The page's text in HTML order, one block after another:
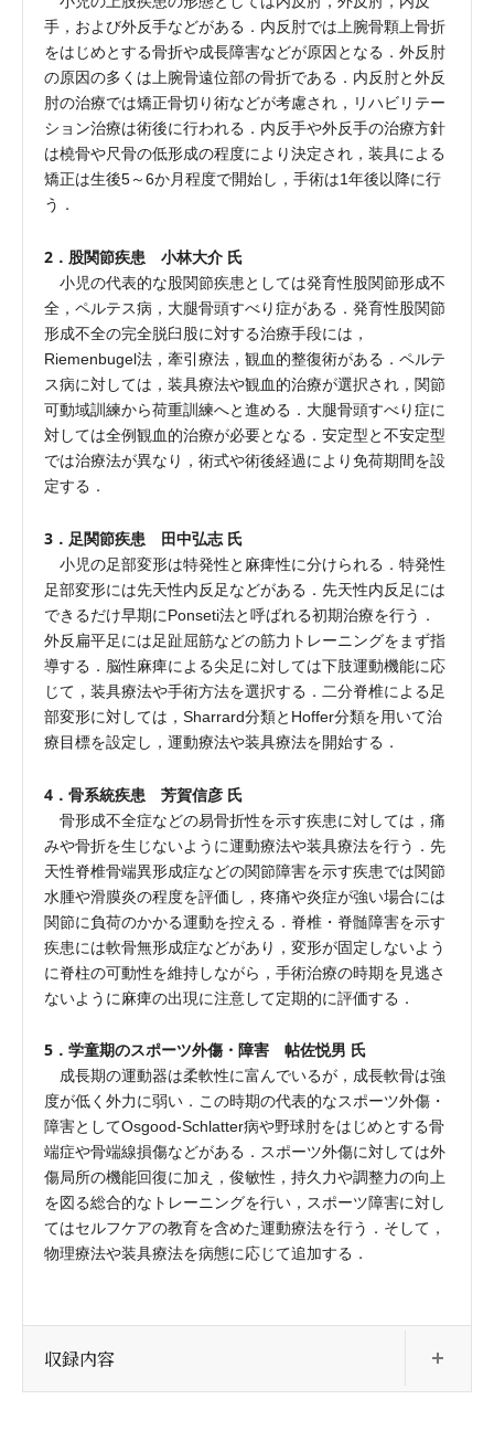
手，および外反手などがある．内反肘では上腕骨顆上骨折
をはじめとする骨折や成長障害などが原因となる．外反肘
の原因の多くは上腕骨遠位部の骨折である．内反肘と外反
肘の治療では矯正骨切り術などが考慮され，リハビリテー
ション治療は術後に行われる．内反手や外反手の治療方針
は橈骨や尺骨の低形成の程度により決定され，装具による
矯正は生後5～6か月程度で開始し，手術は1年後以降に行
う．
2．股関節疾患 小林大介 氏
小児の代表的な股関節疾患としては発育性股関節形成不
全，ペルテス病，大腿骨頭すべり症がある．発育性股関節
形成不全の完全脱臼股に対する治療手段には，
Riemenbugel法，牽引療法，観血的整復術がある．ペルテ
ス病に対しては，装具療法や観血的治療が選択され，関節
可動域訓練から荷重訓練へと進める．大腿骨頭すべり症に
対しては全例観血的治療が必要となる．安定型と不安定型
では治療法が異なり，術式や術後経過により免荷期間を設
定する．
3．足関節疾患 田中弘志 氏
小児の足部変形は特発性と麻痺性に分けられる．特発性
足部変形には先天性内反足などがある．先天性内反足には
できるだけ早期にPonseti法と呼ばれる初期治療を行う．
外反扁平足には足趾屈筋などの筋力トレーニングをまず指
導する．脳性麻痺による尖足に対しては下肢運動機能に応
じて，装具療法や手術方法を選択する．二分脊椎による足
部変形に対しては，Sharrard分類とHoffer分類を用いて治
療目標を設定し，運動療法や装具療法を開始する．
4．骨系統疾患 芳賀信彦 氏
骨形成不全症などの易骨折性を示す疾患に対しては，痛
みや骨折を生じないように運動療法や装具療法を行う．先
天性脊椎骨端異形成症などの関節障害を示す疾患では関節
水腫や滑膜炎の程度を評価し，疼痛や炎症が強い場合には
関節に負荷のかかる運動を控える．脊椎・脊髄障害を示す
疾患には軟骨無形成症などがあり，変形が固定しないよう
に脊柱の可動性を維持しながら，手術治療の時期を見逃さ
ないように麻痺の出現に注意して定期的に評価する．
5．学童期のスポーツ外傷・障害 帖佐悦男 氏
成長期の運動器は柔軟性に富んでいるが，成長軟骨は強
度が低く外力に弱い．この時期の代表的なスポーツ外傷・
障害としてOsgood-Schlatter病や野球肘をはじめとする骨
端症や骨端線損傷などがある．スポーツ外傷に対しては外
傷局所の機能回復に加え，俊敏性，持久力や調整力の向上
を図る総合的なトレーニングを行い，スポーツ障害に対し
てはセルフケアの教育を含めた運動療法を行う．そして，
物理療法や装具療法を病態に応じて追加する．
収録内容